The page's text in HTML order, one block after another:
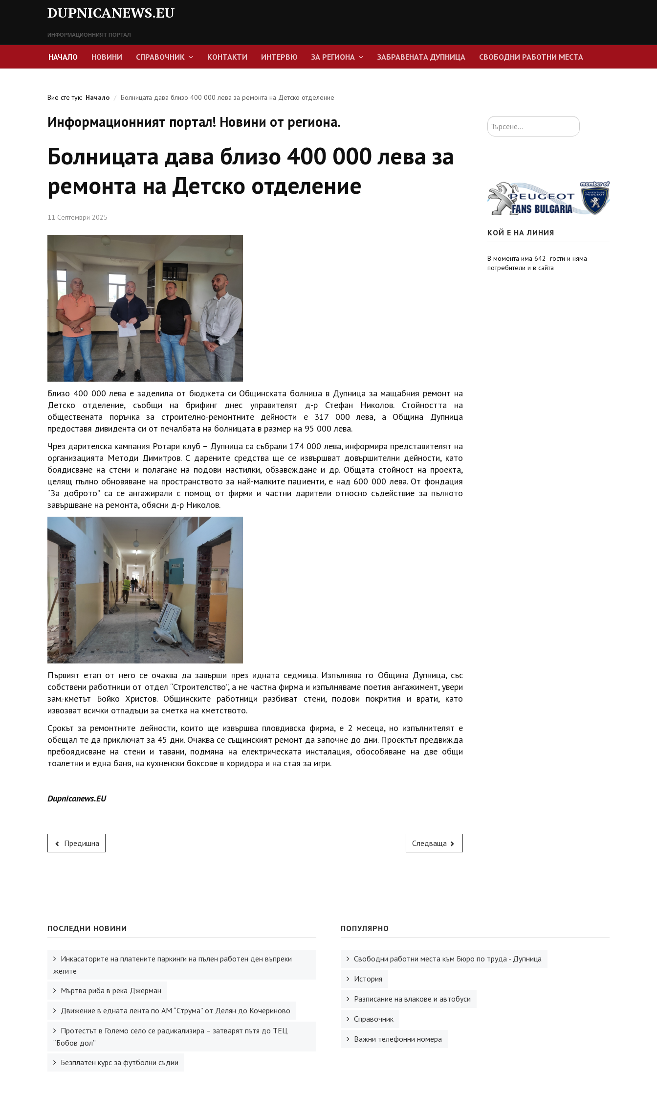
DUPNICANEWS.EU
ИНФОРМАЦИОННИЯТ ПОРТАЛ
НАЧАЛО НОВИНИ СПРАВОЧНИК КОНТАКТИ ИНТЕРВЮ ЗА РЕГИОНА ЗАБРАВЕНАТА ДУПНИЦА СВОБОДНИ РАБОТНИ МЕСТА
Вие сте тук: Начало / Болницата дава близо 400 000 лева за ремонта на Детско отделение
Информационният портал! Новини от региона.
Болницата дава близо 400 000 лева за
ремонта на Детско отделение
11 Септември 2025
Близо 400 000 лева е заделила от бюджета си Общинската болница в Дупница за мащабния ремонт на
Детско отделение, съобщи на брифинг днес управителят д-р Стефан Николов. Стойността на
обществената поръчка за строително-ремонтните дейности е 317 000 лева, а Община Дупница
предоставя дивидента си от печалбата на болницата в размер на 95 000 лева.
Чрез дарителска кампания Ротари клуб – Дупница са събрали 174 000 лева, информира представителят на
организацията Методи Димитров. С дарените средства ще се извършват довършителни дейности, като
боядисване на стени и полагане на подови настилки, обзавеждане и др. Общата стойност на проекта,
целящ пълно обновяване на пространството за най-малките пациенти, е над 600 000 лева. От фондация
“За доброто” са се ангажирали с помощ от фирми и частни дарители относно съдействие за пълното
завършване на ремонта, обясни д-р Николов.
Първият етап от него се очаква да завърши през идната седмица. Изпълнява го Община Дупница, със
собствени работници от отдел “Строителство”, а не частна фирма и изпълняваме поетия ангажимент, увери
зам.-кметът Бойко Христов. Общинските работници разбиват стени, подови покрития и врати, като
извозват всички отпадъци за сметка на кметството.
Срокът за ремонтните дейности, които ще извършва пловдивска фирма, е 2 месеца, но изпълнителят е
обещал те да приключат за 45 дни. Очаква се същинският ремонт да започне до дни. Проектът предвижда
пребоядисване на стени и тавани, подмяна на електрическата инсталация, обособяване на две общи
тоалетни и една баня, на кухненски боксове в коридора и на стая за игри.
Dupnicanews.EU
Предишна Следваща
Търсене...
КОЙ Е НА ЛИНИЯ
В момента има 642 гости и няма
потребители и в сайта
ПОСЛЕДНИ НОВИНИ
Инкасаторите на платените паркинги на пълен работен ден въпреки
жегите
Мъртва риба в река Джерман
Движение в едната лента по АМ “Струма” от Делян до Кочериново
Протестът в Големо село се радикализира – затварят пътя до ТЕЦ
“Бобов дол”
Безплатен курс за футболни съдии
ПОПУЛЯРНО
Свободни работни места към Бюро по труда - Дупница
История
Разписание на влакове и автобуси
Справочник
Важни телефонни номера